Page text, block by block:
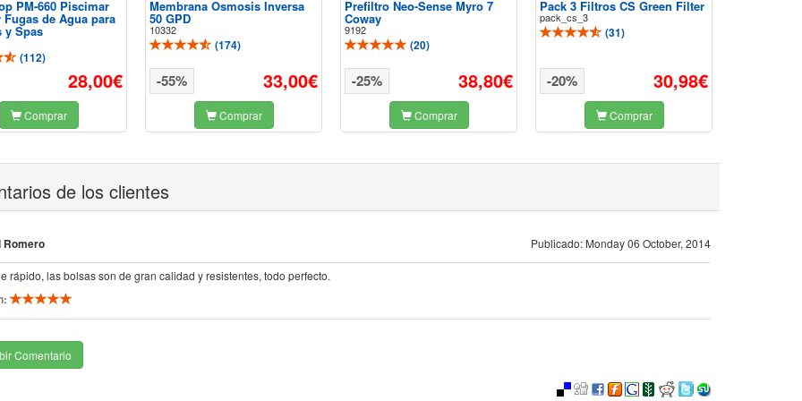
PM-660 Piscimar
de Agua para
y Spas
(112)
28,00€
Comprar
Membrana Osmosis Inversa
50 GPD
10332
(174)
33,00€
-55%
Comprar
Prefiltro Neo-Sense Myro 7
Coway
9192
(20)
38,80€
-25%
Comprar
Pack 3 Filtros CS Green Filter
pack_cs_3
(31)
30,98€
-20%
Comprar
de los clientes
Romero Publicado: Monday 06 October, 2014
rápido, las bolsas son de gran calidad y resistentes, todo perfecto.
Comentario